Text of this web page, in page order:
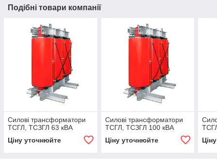
Подібні товари компанії
Силові трансформатори
ТСГЛ, ТСЗГЛ 63 кВА
Ціну уточнюйте
Силові трансформатори
ТСГЛ, ТСЗГЛ 100 кВА
Ціну уточнюйте